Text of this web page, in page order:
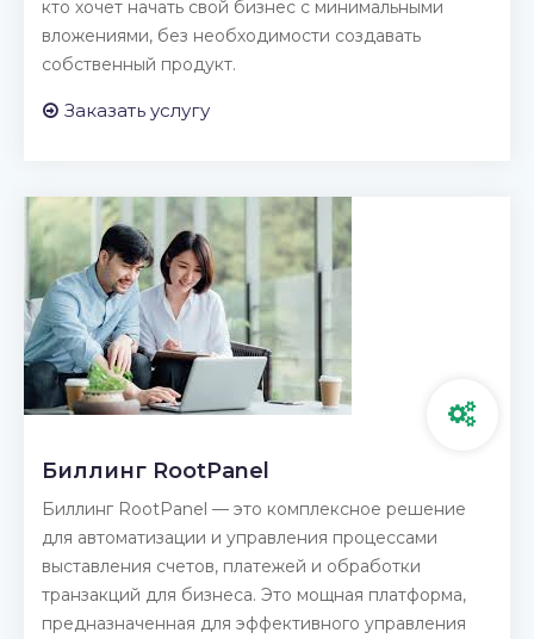
кто хочет начать свой бизнес с минимальными
вложениями, без необходимости создавать
собственный продукт.
Заказать услугу
Биллинг RootPanel
Биллинг RootPanel — это комплексное решение
для автоматизации и управления процессами
выставления счетов, платежей и обработки
транзакций для бизнеса. Это мощная платформа,
предназначенная для эффективного управления